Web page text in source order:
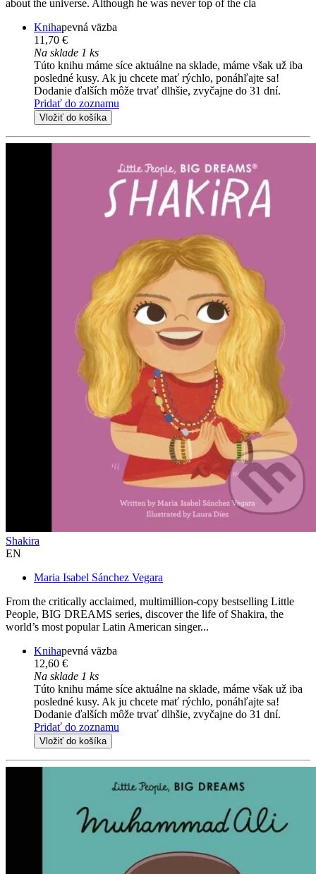
about the universe. Although he was never top of the cla
Knihapevná väzba
11,70 €
Na sklade 1 ks
Túto knihu máme síce aktuálne na sklade, máme však už iba
posledné kusy. Ak ju chcete mať rýchlo, ponáhľajte sa!
Dodanie ďalších môže trvať dlhšie, zvyčajne do 31 dní.
Pridať do zoznamu
Vložiť do košíka
Shakira
EN
Maria Isabel Sánchez Vegara
From the critically acclaimed, multimillion-copy bestselling Little
People, BIG DREAMS series, discover the life of Shakira, the
world’s most popular Latin American singer...
Knihapevná väzba
12,60 €
Na sklade 1 ks
Túto knihu máme síce aktuálne na sklade, máme však už iba
posledné kusy. Ak ju chcete mať rýchlo, ponáhľajte sa!
Dodanie ďalších môže trvať dlhšie, zvyčajne do 31 dní.
Pridať do zoznamu
Vložiť do košíka